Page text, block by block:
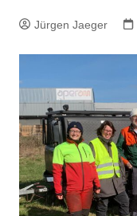
Jürgen Jaeger